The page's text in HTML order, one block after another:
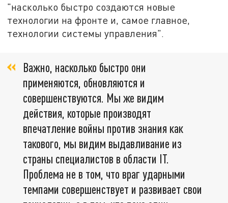
"насколько быстро создаются новые
технологии на фронте и, самое главное,
технологии системы управления".
Важно, насколько быстро они
применяются, обновляются и
совершенствуются. Мы же видим
действия, которые производят
впечатление войны против знания как
такового, мы видим выдавливание из
страны специалистов в области IT.
Проблема не в том, что враг ударными
темпами совершенствует и развивает свои